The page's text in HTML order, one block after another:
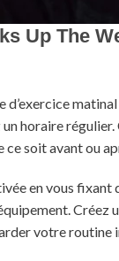
d’exercice
horaire
ce soit avant ou
en vous
Créez
votre routine